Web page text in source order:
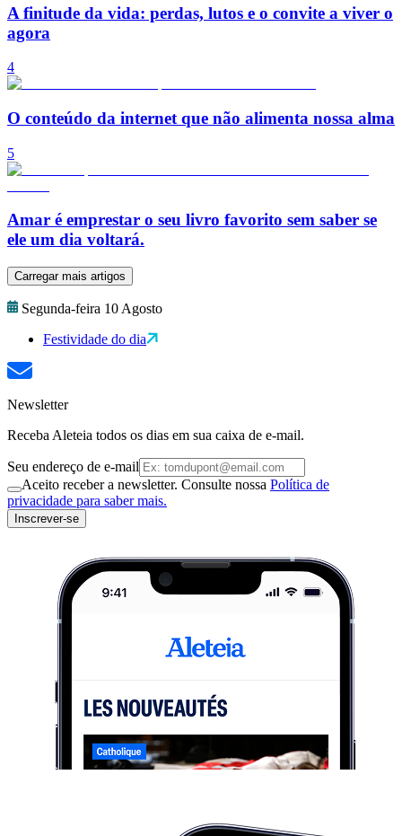
A finitude da vida: perdas, lutos e o convite a viver o
agora
4
O conteúdo da internet que não alimenta nossa alma
5
Amar é emprestar o seu livro favorito sem saber se
ele um dia voltará.
Carregar mais artigos
Segunda-feira 10 Agosto
Festividade do dia
Newsletter
Receba Aleteia todos os dias em sua caixa de e-mail.
Seu endereço de e-mail
Aceito receber a newsletter. Consulte nossa Política de
privacidade para saber mais.
Inscrever-se